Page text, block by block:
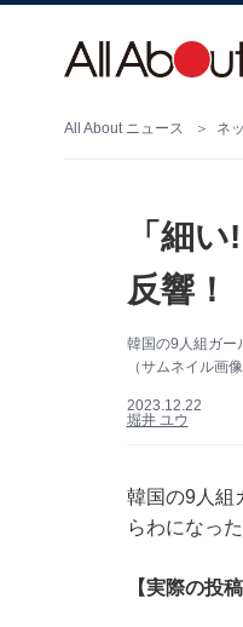
All About ニュース ネ
「細
反響！
韓国の9人組ガー
（サムネイル画
2023.12.22
堀井 ユウ
韓国の9人組
らわになっ
【実際の投